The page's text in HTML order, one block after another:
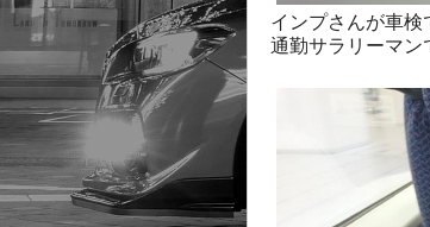
インプさんが車検
通勤サラリーマン